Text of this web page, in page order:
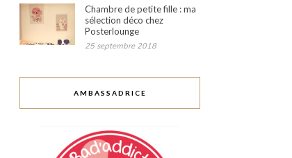
Chambre de petite fille : ma
sélection déco chez
Posterlounge
25 septembre 2018
AMBASSADRICE